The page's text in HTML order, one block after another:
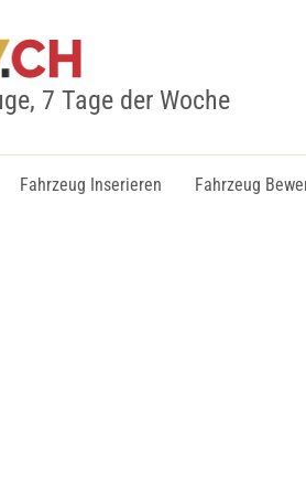
7 Tage der Woche
Fahrzeug Inserieren Fahrzeug